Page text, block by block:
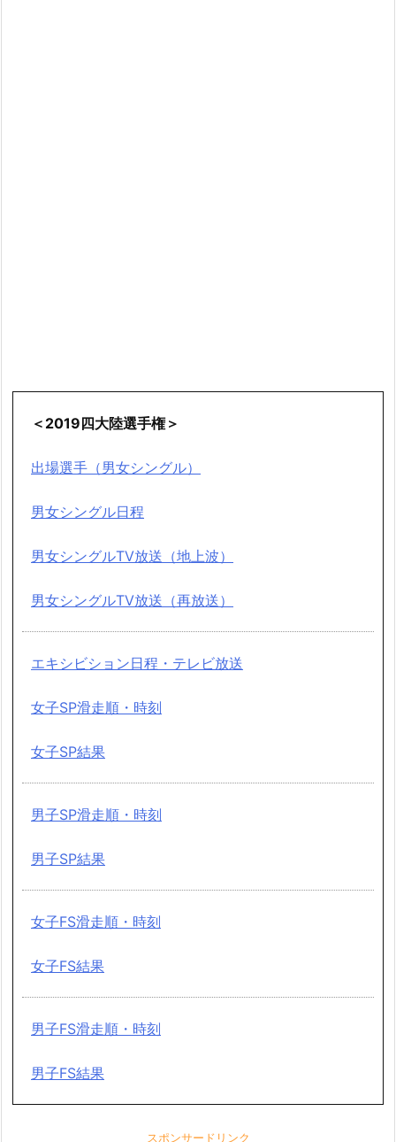
＜2019四大陸選手権＞
出場選手（男女シングル）
男女シングル日程
男女シングルTV放送（地上波）
男女シングルTV放送（再放送）
エキシビション日程・テレビ放送
女子SP滑走順・時刻
女子SP結果
男子SP滑走順・時刻
男子SP結果
女子FS滑走順・時刻
女子FS結果
男子FS滑走順・時刻
男子FS結果
スポンサードリンク